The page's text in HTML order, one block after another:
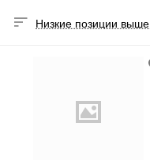
Низкие позиции выше